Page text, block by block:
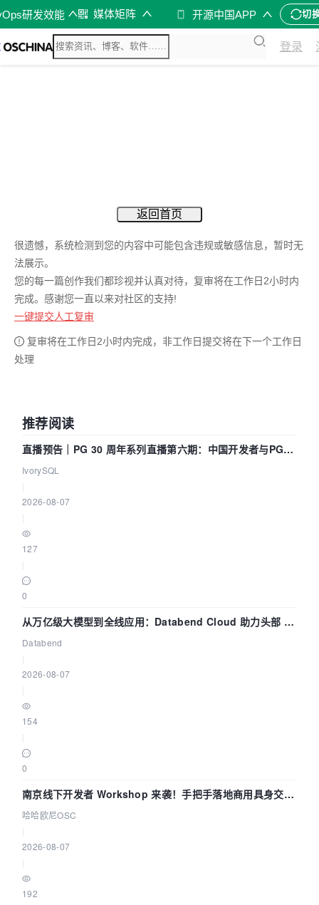
研发效能 媒体矩阵 开源中国APP 切
登录
返回首页
很遗憾，系统检测到您的内容中可能包含违规或敏感信息，暂时无
法展示。
您的每一篇创作我们都珍视并认真对待，复审将在工作日2小时内
完成。感谢您一直以来对社区的支持!
一键提交人工复审
复审将在工作日2小时内完成，非工作日提交将在下一个工作日
处理
推荐阅读
直播预告｜PG 30 周年系列直播第六期：中国开发者与PG内
核——我们改得动吗？我们贡献了什么？
IvorySQL
2026-08-07
127
0
从万亿级大模型到全线应用：Databend Cloud 助力头部 AI
企业构建全链路 Trace 数据管道
Databend
2026-08-07
154
0
南京线下开发者 Workshop 来袭！手把手落地商用具身交互
智能 Agent 应用
哈哈欧尼OSC
2026-08-07
192